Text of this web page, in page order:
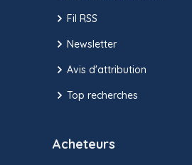
Fil RSS
Newsletter
Avis d'attribution
Top recherches
Acheteurs